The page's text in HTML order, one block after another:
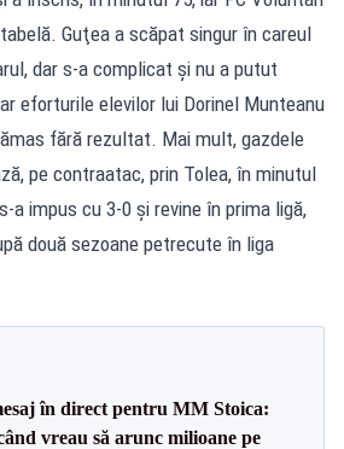
Guţea a scăpat singur în careul
dar s-a complicat şi nu a putut
eforturile elevilor lui Dorinel Munteanu
fără rezultat. Mai mult, gazdele
pe contraatac, prin Tolea, în minutul
a impus cu 3-0 şi revine în prima ligă,
două sezoane petrecute în liga
în direct pentru MM Stoica:
vreau să arunc milioane pe